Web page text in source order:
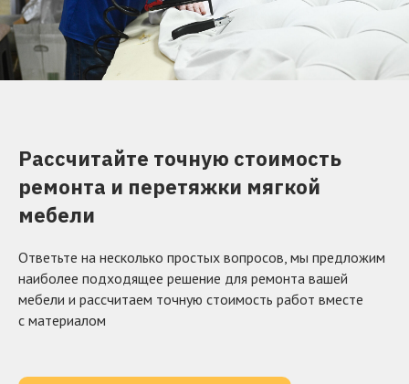
Рассчитайте точную стоимость
ремонта и перетяжки мягкой
мебели
Ответьте на несколько простых вопросов, мы предложим
наиболее подходящее решение для ремонта вашей
мебели и рассчитаем точную стоимость работ вместе
с материалом